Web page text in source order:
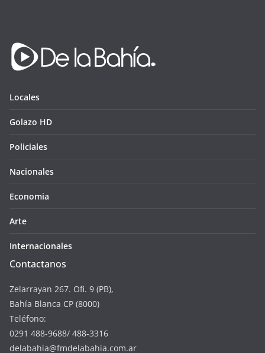
Locales
Golazo HD
Policiales
Nacionales
Economia
Arte
Internacionales
Contactanos
Zelarrayan 267. Ofi. 9 (PB),
Bahía Blanca CP (8000)
Teléfono:
0291 488-9688/ 488-3316
delabahia@fmdelabahia.com.ar